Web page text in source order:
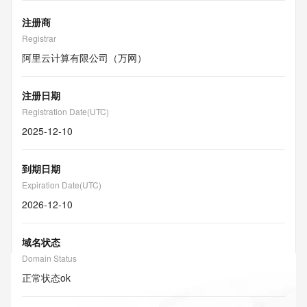
注册商
Registrar
阿里云计算有限公司（万网）
注册日期
Registration Date(UTC)
2025-12-10
到期日期
Expiration Date(UTC)
2026-12-10
域名状态
Domain Status
正常状态ok